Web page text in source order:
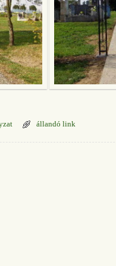
állandó link